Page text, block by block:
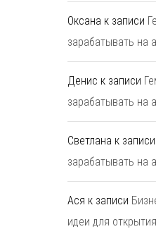
Оксана к записи
зарабатывать на
Денис к записи
зарабатывать на
Светлана к записи
зарабатывать на
Ася к записи
идеи для